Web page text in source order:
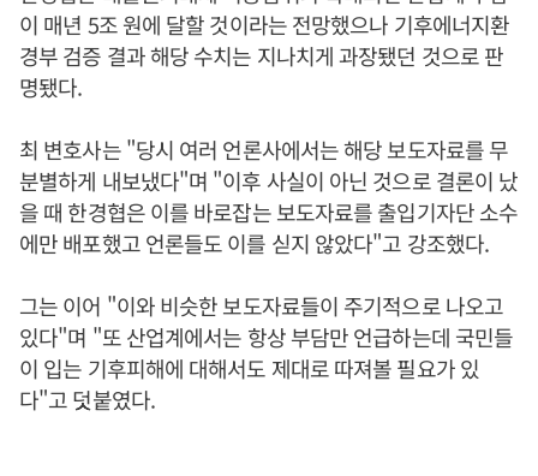
이 매년 5조 원에 달할 것이라는 전망했으나 기후에너지환
경부 검증 결과 해당 수치는 지나치게 과장됐던 것으로 판
명됐다.
최 변호사는 "당시 여러 언론사에서는 해당 보도자료를 무
분별하게 내보냈다"며 "이후 사실이 아닌 것으로 결론이 났
을 때 한경협은 이를 바로잡는 보도자료를 출입기자단 소수
에만 배포했고 언론들도 이를 싣지 않았다"고 강조했다.
그는 이어 "이와 비슷한 보도자료들이 주기적으로 나오고
있다"며 "또 산업계에서는 항상 부담만 언급하는데 국민들
이 입는 기후피해에 대해서도 제대로 따져볼 필요가 있
다"고 덧붙였다.